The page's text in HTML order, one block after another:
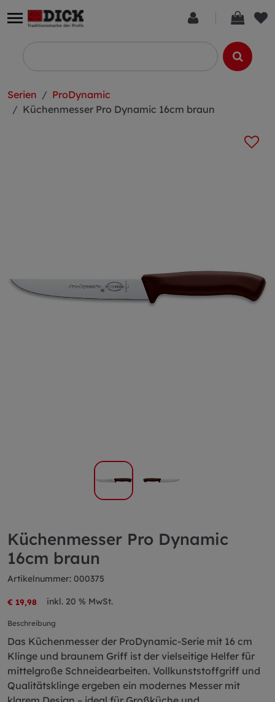
Serien
ProDynamic
Küchenmesser Pro Dynamic 16cm braun
Küchenmesser Pro Dynamic
16cm braun
Artikelnummer: 000375
€ 19,98 inkl. 20 % MwSt.
Beschreibung
Das Küchenmesser der ProDynamic-Serie mit 16 cm
Klinge und braunem Griff ist der vielseitige Helfer für
mittelgroße Schneidearbeiten. Vollkunststoffgriff und
Qualitätsklinge ergeben ein modernes Messer mit